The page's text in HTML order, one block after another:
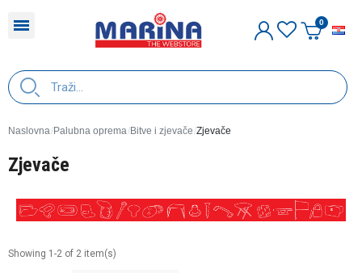
Naslovna Palubna oprema Bitve i zjevače Zjevače
Zjevače
Showing 1-2 of 2 item(s)